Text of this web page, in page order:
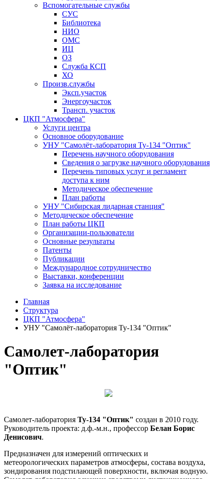
Вспомогательные службы
СУС
Библиотека
НИО
ОМС
ИЦ
ОЗ
Служба КСП
ХО
Произв.службы
Эксп.участок
Энергоучасток
Трансп. участок
ЦКП "Атмосфера"
Услуги центра
Основное оборудование
УНУ "Самолёт-лаборатория Ту-134 "Оптик"
Перечень научного оборудования
Сведения о загрузке научного оборудования
Перечень типовых услуг и регламент
доступа к ним
Методическое обеспечение
План работы
УНУ "Сибирская лидарная станция"
Методическое обеспечение
План работы ЦКП
Организации-пользователи
Основные результаты
Патенты
Публикации
Международное сотрудничество
Выставки, конференции
Заявка на исследование
Главная
Структура
ЦКП "Атмосфера"
УНУ "Самолёт-лаборатория Ту-134 "Оптик"
Самолет-лаборатория
"Оптик"
Самолет-лаборатория Ту-134 "Оптик" создан в 2010 году.
Руководитель проекта: д.ф.-м.н., профессор Белан Борис
Денисович.
Предназначен для измерений оптических и
метеорологических параметров атмосферы, состава воздуха,
зондирования подстилающей поверхности, включая водную.